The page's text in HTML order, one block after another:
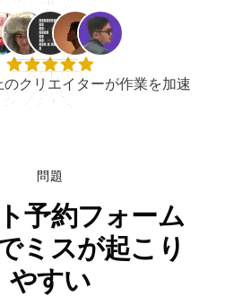
のクリエイターが作業を加速
問題
予約フォーム
ミスが起こり
やすい